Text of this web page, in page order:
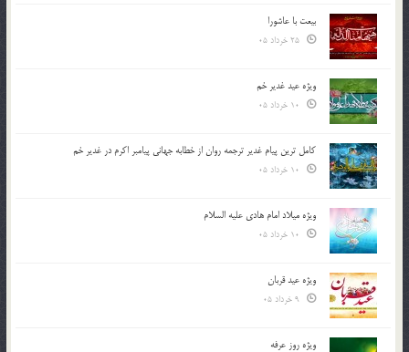
بیعت با عاشورا
ویژه عید غدیر خم
کامل ترین پیام غدیر ترجمه روان از خطابه جهانی پیامبر اکرم در غدیر خم
ویژه میلاد امام هادی علیه السلام
ویژه عید قربان
ویژه روز عرفه